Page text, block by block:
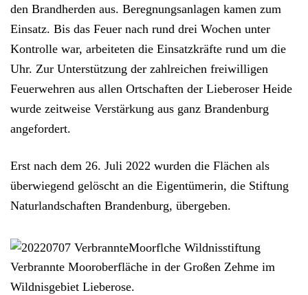
den Brandherden aus. Beregnungsanlagen kamen zum
Einsatz. Bis das Feuer nach rund drei Wochen unter
Kontrolle war, arbeiteten die Einsatzkräfte rund um die
Uhr. Zur Unterstützung der zahlreichen freiwilligen
Feuerwehren aus allen Ortschaften der Lieberoser Heide
wurde zeitweise Verstärkung aus ganz Brandenburg
angefordert.
Erst nach dem 26. Juli 2022 wurden die Flächen als
überwiegend gelöscht an die Eigentümerin, die Stiftung
Naturlandschaften Brandenburg, übergeben.
Verbrannte Mooroberfläche in der Großen Zehme im
Wildnisgebiet Lieberose.